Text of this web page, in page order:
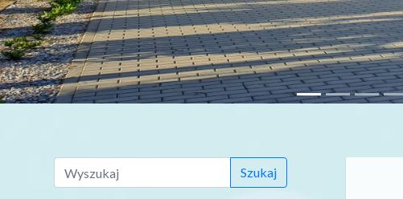
Szukaj